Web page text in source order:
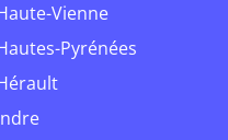
Haute-Vienne
Hautes-Pyrénées
Hérault
Indre